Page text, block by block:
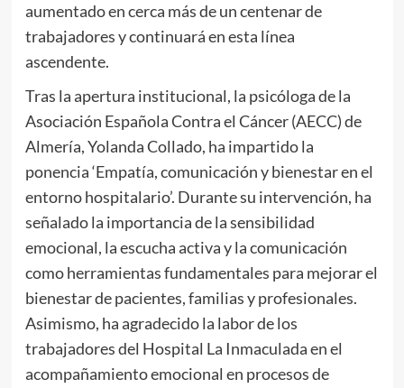
aumentado en cerca más de un centenar de
trabajadores y continuará en esta línea
ascendente.
Tras la apertura institucional, la psicóloga de la
Asociación Española Contra el Cáncer (AECC) de
Almería, Yolanda Collado, ha impartido la
ponencia ‘Empatía, comunicación y bienestar en el
entorno hospitalario’. Durante su intervención, ha
señalado la importancia de la sensibilidad
emocional, la escucha activa y la comunicación
como herramientas fundamentales para mejorar el
bienestar de pacientes, familias y profesionales.
Asimismo, ha agradecido la labor de los
trabajadores del Hospital La Inmaculada en el
acompañamiento emocional en procesos de